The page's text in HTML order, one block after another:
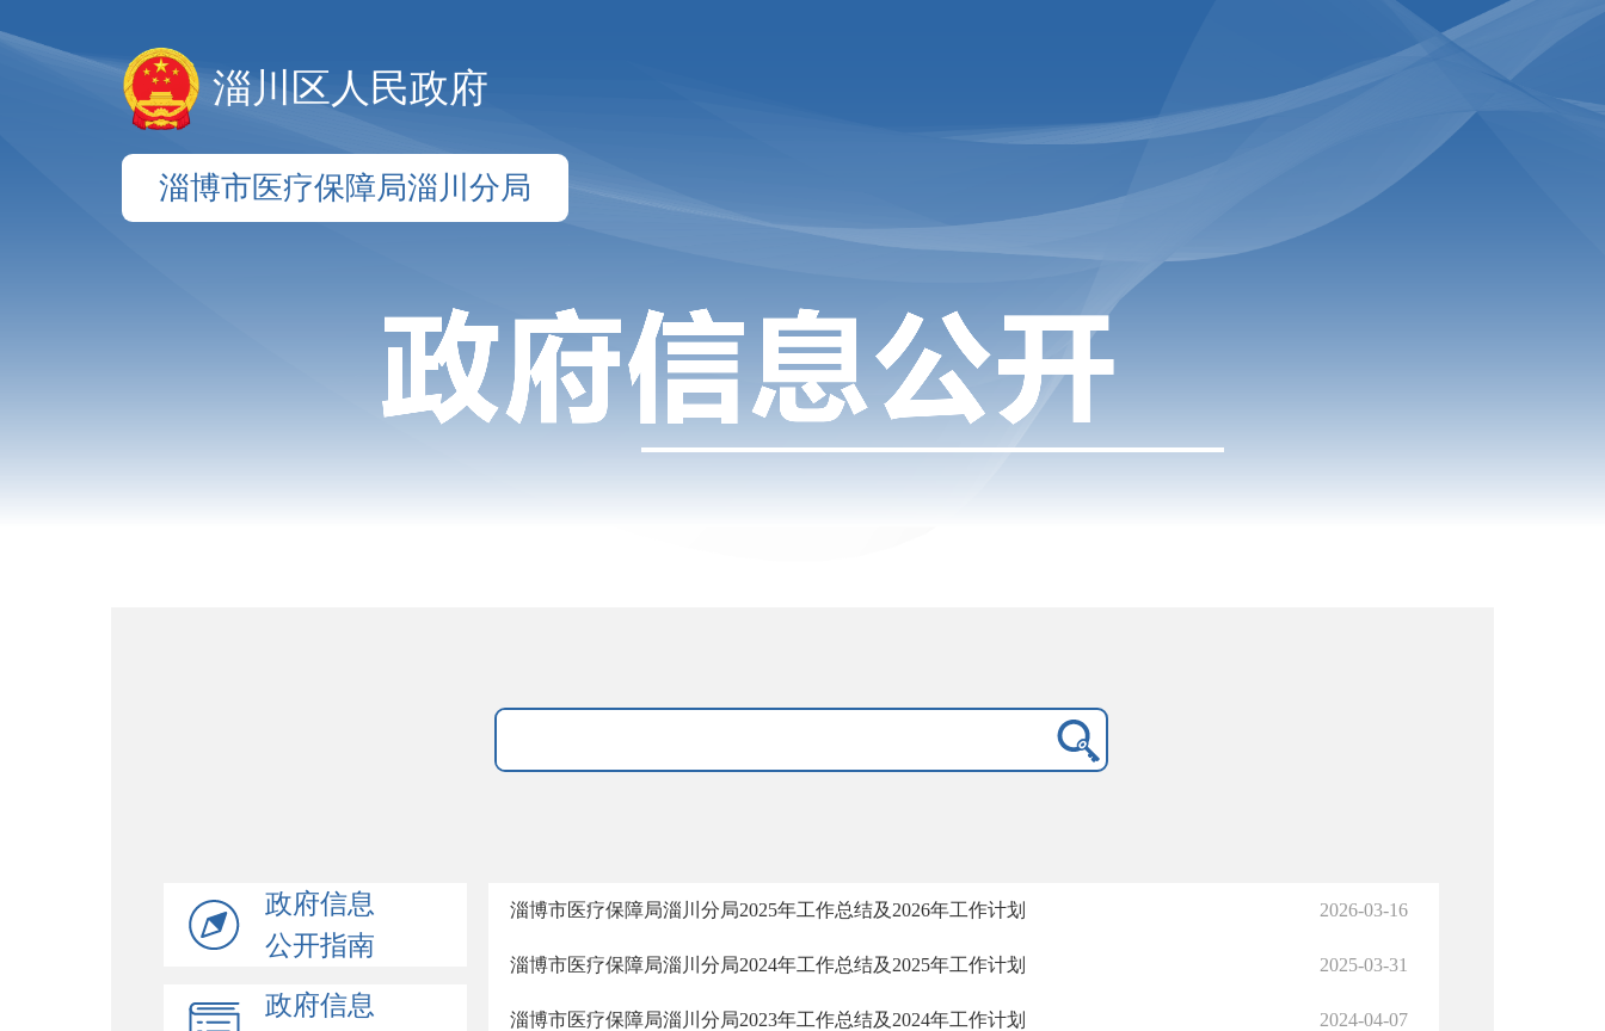
淄川区人民政府
淄博市医疗保障局淄川分局
政府信息
公开指南
政府信息
淄博市医疗保障局淄川分局2025年工作总结及2026年工作计划 2026-03-16
淄博市医疗保障局淄川分局2024年工作总结及2025年工作计划 2025-03-31
淄博市医疗保障局淄川分局2023年工作总结及2024年工作计划 2024-04-07